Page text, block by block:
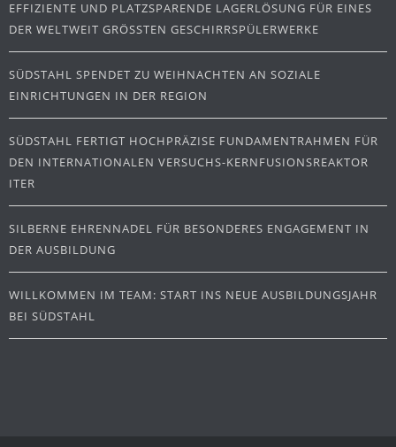
EFFIZIENTE UND PLATZSPARENDE LAGERLÖSUNG FÜR EINES
DER WELTWEIT GRÖSSTEN GESCHIRRSPÜLERWERKE
SÜDSTAHL SPENDET ZU WEIHNACHTEN AN SOZIALE
EINRICHTUNGEN IN DER REGION
SÜDSTAHL FERTIGT HOCHPRÄZISE FUNDAMENTRAHMEN FÜR
DEN INTERNATIONALEN VERSUCHS-KERNFUSIONSREAKTOR
ITER
SILBERNE EHRENNADEL FÜR BESONDERES ENGAGEMENT IN
DER AUSBILDUNG
WILLKOMMEN IM TEAM: START INS NEUE AUSBILDUNGSJAHR
BEI SÜDSTAHL